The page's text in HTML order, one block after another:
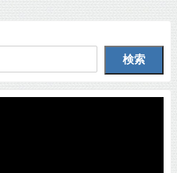
検索